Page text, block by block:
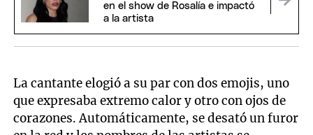
en el show de Rosalía e impactó
a la artista
La cantante elogió a su par con dos emojis, uno
que expresaba extremo calor y otro con ojos de
corazones. Automáticamente, se desató un furor